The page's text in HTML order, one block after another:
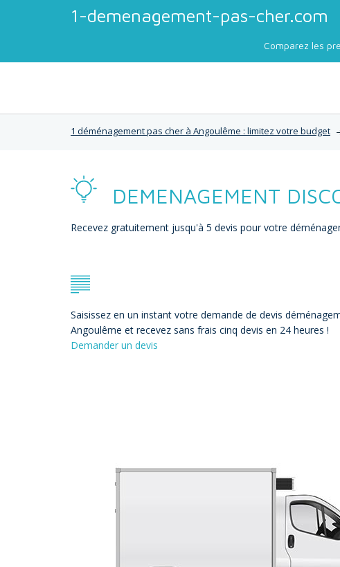
1-demenagement-pas-cher.com
Comparez les
1 déménagement pas cher à Angoulême : limitez votre budget
DEMENAGEMENT
Recevez gratuitement jusqu'à 5 devis pour votre
Saisissez en un instant votre demande de devis
Angoulême et recevez sans frais cinq devis en 24 heures !
Demander un devis